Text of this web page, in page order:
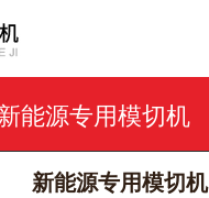
能源专用模切机
新能源专用模切机